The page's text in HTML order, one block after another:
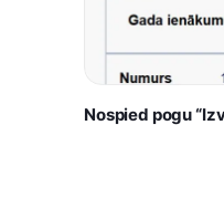
Nospied pogu